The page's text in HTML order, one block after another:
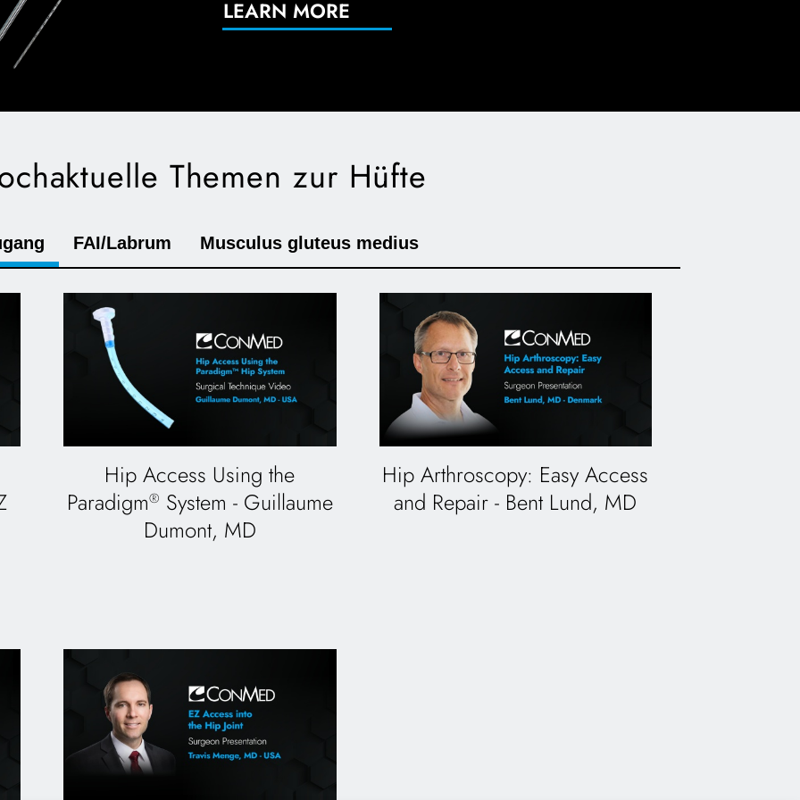
LEARN MORE
Themen zur Hüfte
FAI/Labrum Musculus gluteus medius
Hip Access Using the
Paradigm® System - Guillaume
Dumont, MD
Hip Arthroscopy: Easy Access
and Repair - Bent Lund, MD